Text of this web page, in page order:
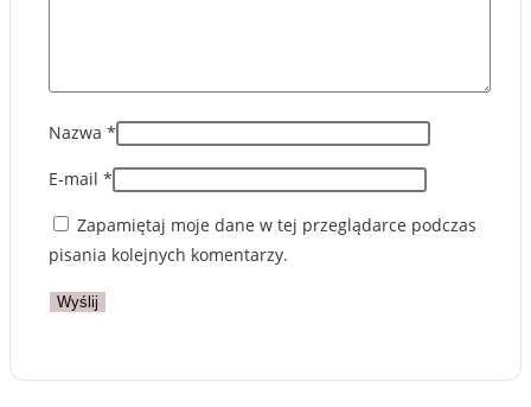
Nazwa *
E-mail *
Zapamiętaj moje dane w tej przeglądarce podczas
pisania kolejnych komentarzy.